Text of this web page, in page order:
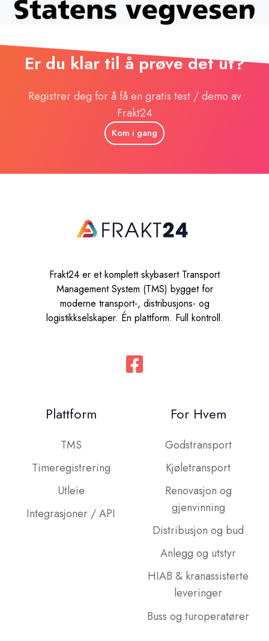
Er du klar til å prøve det ut?
Registrer deg for å få en gratis test / demo av
Frakt24
Kom i gang
Frakt24 er et komplett skybasert Transport
Management System (TMS) bygget for
moderne transport-, distribusjons- og
logistikkselskaper. Én plattform. Full kontroll.
Plattform
TMS
Timeregistrering
Utleie
Integrasjoner / API
For Hvem
Godstransport
Kjøletransport
Renovasjon og
gjenvinning
Distribusjon og bud
Anlegg og utstyr
HIAB & kranassisterte
leveringer
Buss og turoperatører